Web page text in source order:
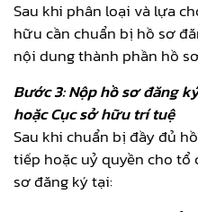
Sau khi phân loại và lựa
hữu cần chuẩn bị hồ sơ
nội dung thành phần hồ
Bước 3: Nộp hồ sơ đăng
hoặc Cục sở hữu trí tuệ
Sau khi chuẩn bị đầy đủ
tiếp hoặc uỷ quyền cho
sơ đăng ký tại: